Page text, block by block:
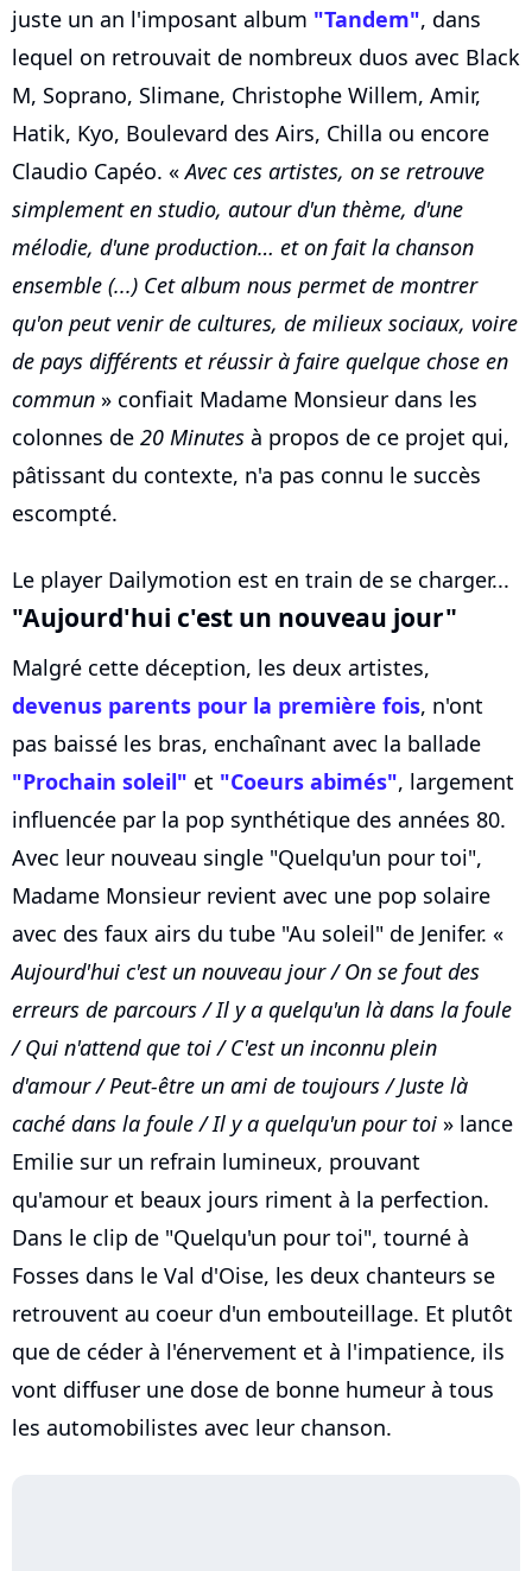
juste un an l'imposant album "Tandem", dans
lequel on retrouvait de nombreux duos avec Black
M, Soprano, Slimane, Christophe Willem, Amir,
Hatik, Kyo, Boulevard des Airs, Chilla ou encore
Claudio Capéo. «Avec ces artistes, on se retrouve
simplement en studio, autour d'un thème, d'une
mélodie, d'une production… et on fait la chanson
ensemble (...) Cet album nous permet de montrer
qu'on peut venir de cultures, de milieux sociaux, voire
de pays différents et réussir à faire quelque chose en
commun » confiait Madame Monsieur dans les
colonnes de 20 Minutes à propos de ce projet qui,
pâtissant du contexte, n'a pas connu le succès
escompté.
Le player Dailymotion est en train de se charger...
"Aujourd'hui c'est un nouveau jour"
Malgré cette déception, les deux artistes,
devenus parents pour la première fois, n'ont
pas baissé les bras, enchaînant avec la ballade
"Prochain soleil" et "Coeurs abimés", largement
influencée par la pop synthétique des années 80.
Avec leur nouveau single "Quelqu'un pour toi",
Madame Monsieur revient avec une pop solaire
avec des faux airs du tube "Au soleil" de Jenifer. «
Aujourd'hui c'est un nouveau jour / On se fout des
erreurs de parcours / Il y a quelqu'un là dans la foule
/ Qui n'attend que toi / C'est un inconnu plein
d'amour / Peut-être un ami de toujours / Juste là
caché dans la foule / Il y a quelqu'un pour toi » lance
Emilie sur un refrain lumineux, prouvant
qu'amour et beaux jours riment à la perfection.
Dans le clip de "Quelqu'un pour toi", tourné à
Fosses dans le Val d'Oise, les deux chanteurs se
retrouvent au coeur d'un embouteillage. Et plutôt
que de céder à l'énervement et à l'impatience, ils
vont diffuser une dose de bonne humeur à tous
les automobilistes avec leur chanson.